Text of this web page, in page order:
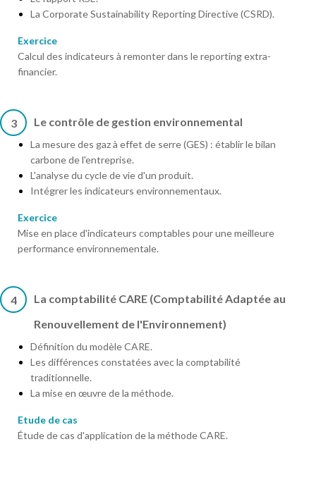
La Corporate Sustainability Reporting Directive (CSRD).
Exercice
Calcul des indicateurs à remonter dans le reporting extra-
financier.
3 Le contrôle de gestion environnemental
La mesure des gaz à effet de serre (GES) : établir le bilan
carbone de l'entreprise.
L'analyse du cycle de vie d'un produit.
Intégrer les indicateurs environnementaux.
Exercice
Mise en place d'indicateurs comptables pour une meilleure
performance environnementale.
4
La comptabilité CARE (Comptabilité Adaptée au
Renouvellement de l'Environnement)
Définition du modèle CARE.
Les différences constatées avec la comptabilité
traditionnelle.
La mise en œuvre de la méthode.
Etude de cas
Étude de cas d'application de la méthode CARE.